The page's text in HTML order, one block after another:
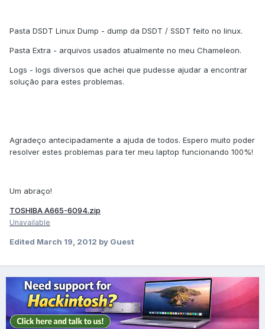
Pasta DSDT Linux Dump - dump da DSDT / SSDT feito no linux.
Pasta Extra - arquivos usados atualmente no meu Chameleon.
Logs - logs diversos que achei que pudesse ajudar a encontrar
solução para estes problemas.
Agradeço antecipadamente a ajuda de todos. Espero muito poder
resolver estes problemas para ter meu laptop funcionando 100%!
Um abraço!
TOSHIBA A665-6094.zip
Unavailable
Edited March 19, 2012 by Guest